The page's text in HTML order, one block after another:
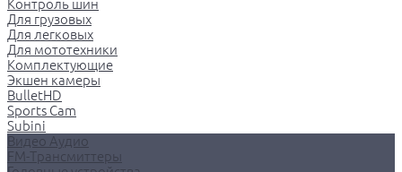
Контроль шин
Для грузовых
Для легковых
Для мототехники
Комплектующие
Экшен камеры
BulletHD
Sports Cam
Subini
Видео Аудио
FM-Трансмиттеры